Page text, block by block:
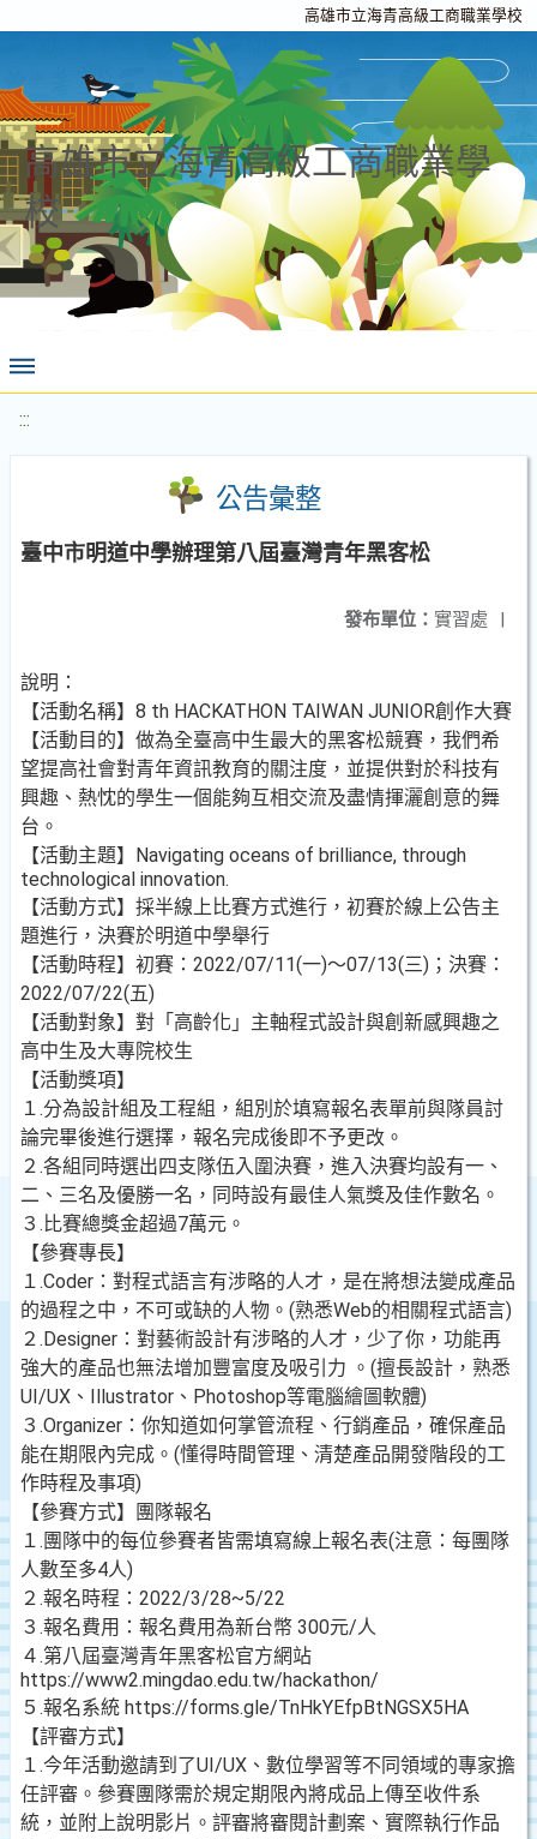
高雄市立海青高級工商職業學校
高雄市立海青高級工商職業學
校
:::
公告彙整
臺中市明道中學辦理第八屆臺灣青年黑客松
發布單位： 實習處 |
說明：
【活動名稱】8 th HACKATHON TAIWAN JUNIOR創作大賽
【活動目的】做為全臺高中生最大的黑客松競賽，我們希
望提高社會對青年資訊教育的關注度，並提供對於科技有
興趣、熱忱的學生一個能夠互相交流及盡情揮灑創意的舞
台。
【活動主題】Navigating oceans of brilliance, through
technological innovation.
【活動方式】採半線上比賽方式進行，初賽於線上公告主
題進行，決賽於明道中學舉行
【活動時程】初賽：2022/07/11(一)～07/13(三)；決賽：
2022/07/22(五)
【活動對象】對「高齡化」主軸程式設計與創新感興趣之
高中生及大專院校生
【活動獎項】
１.分為設計組及工程組，組別於填寫報名表單前與隊員討
論完畢後進行選擇，報名完成後即不予更改。
２.各組同時選出四支隊伍入圍決賽，進入決賽均設有一、
二、三名及優勝一名，同時設有最佳人氣獎及佳作數名。
３.比賽總獎金超過7萬元。
【參賽專長】
１.Coder：對程式語言有涉略的人才，是在將想法變成產品
的過程之中，不可或缺的人物。(熟悉Web的相關程式語言)
２.Designer：對藝術設計有涉略的人才，少了你，功能再
強大的產品也無法增加豐富度及吸引力 。(擅長設計，熟悉
UI/UX、Illustrator、Photoshop等電腦繪圖軟體)
３.Organizer：你知道如何掌管流程、行銷產品，確保產品
能在期限內完成。(懂得時間管理、清楚產品開發階段的工
作時程及事項)
【參賽方式】團隊報名
１.團隊中的每位參賽者皆需填寫線上報名表(注意：每團隊
人數至多4人)
２.報名時程：2022/3/28~5/22
３.報名費用：報名費用為新台幣 300元/人
４.第八屆臺灣青年黑客松官方網站
https://www2.mingdao.edu.tw/hackathon/
５.報名系統 https://forms.gle/TnHkYEfpBtNGSX5HA
【評審方式】
１.今年活動邀請到了UI/UX、數位學習等不同領域的專家擔
任評審。參賽團隊需於規定期限內將成品上傳至收件系
統，並附上說明影片。評審將審閱計劃案、實際執行作品